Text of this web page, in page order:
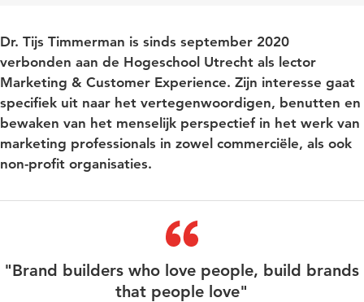
Dr. Tijs Timmerman is sinds september 2020
verbonden aan de Hogeschool Utrecht als lector
Marketing & Customer Experience. Zijn interesse gaat
specifiek uit naar het vertegenwoordigen, benutten en
bewaken van het menselijk perspectief in het werk van
marketing professionals in zowel commerciële, als ook
non-profit organisaties.
"Brand builders who love people, build brands
that people love"